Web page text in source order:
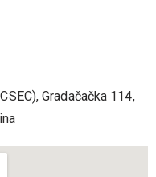
Gradačačka 114,